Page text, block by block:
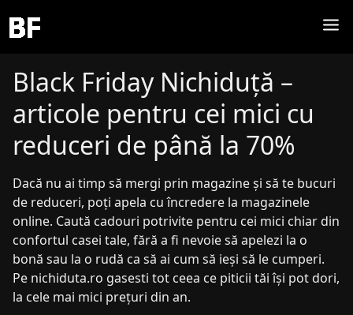
Black Friday Nichiduță –
articole pentru cei mici cu
reduceri de până la 70%
Dacă nu ai timp să mergi prin magazine și să te bucuri
de reduceri, poți apela cu încredere la magazinele
online. Caută cadouri potrivite pentru cei mici chiar din
confortul casei tale, fără a fi nevoie să apelezi la o
bonă sau la o rudă ca să ai cum să ieși să le cumperi.
Pe nichiduta.ro gasesti tot ceea ce piticii tăi își pot dori,
la cele mai mici prețuri din an.